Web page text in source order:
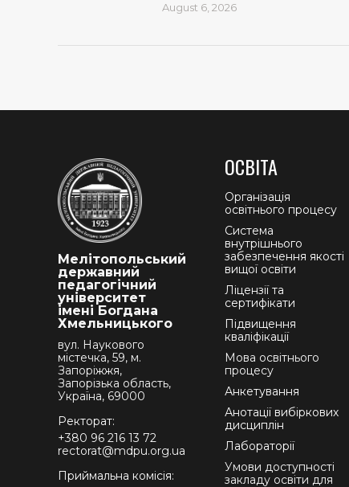
August 6, 2026
Мелітопольський
державний
педагогічний
університет
імені Богдана
Хмельницького
вул. Наукового
містечка, 59, м.
Запоріжжя,
Запорізька область,
Україна, 69000
Ректорат:
+380 96 216 13 72
rectorat@mdpu.org.ua
Приймальна комісія:
ОСВІТА
Організація
освітнього процесу
Система
внутрішнього
забезпечення якості
вищої освіти
Ліцензії та
сертифікати
Підвищення
кваліфікації
Мова освітнього
процесу
Анкетування
Анотації вибіркових
дисциплін
Лабораторії
Умови доступності
закладу освіти для